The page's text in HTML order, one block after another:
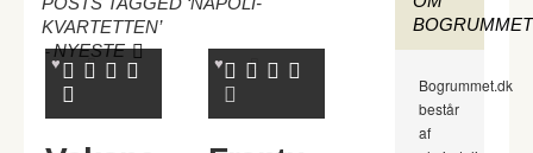
KVARTETTEN’
-NYESTE
BOGRUMMET
Bogrummet.dk
består
af